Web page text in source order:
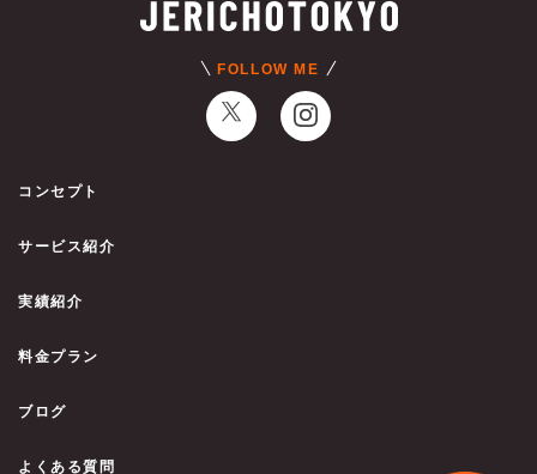
FOLLOW ME
コンセプト
サービス紹介
実績紹介
料金プラン
ブログ
よくある質問